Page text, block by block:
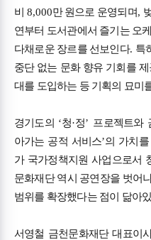
비 8,000만 원으로 운영되며,
연부터 도서관에서 즐기는 오
다채로운 장르를 선보인다. 특
중단 없는 문화 향유 기회를
대를 도입하는 등 기획의 묘미
경기도의 ‘청·정’ 프로젝트와
아가는 공적 서비스’의 가치
가 국가정책지원 사업으로서
문화재단 역시 공연장을 벗어
범위를 확장했다는 점이 닮아
서영철 금천문화재단 대표이